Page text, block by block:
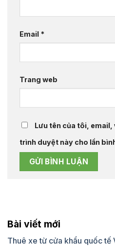
Email *
Trang web
Lưu tên của tôi,
trình duyệt này cho lần
Bài viết mới
Thuê xe từ cửa khẩu quốc tế